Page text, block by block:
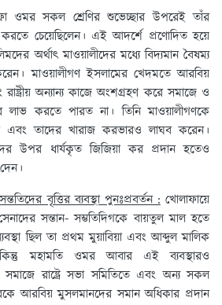
ওমর সকল শ্রেণির শুভেচ্ছার উপরেই তাঁর
করতে চেয়েছিলেন। এই আদর্শে প্রণোদিত হয়ে
অর্থাৎ মাওয়ালীদের মধ্যে বিদ্যমান বৈষম্য
মাওয়ালীগণ ইসলামের খেদমতে আরবিয়
অন্যান্য কাজে অংশগ্রহণ করে সমাজে ও
লাভ করতে পারত না। তিনি মাওয়ালীগণকে
এবং তাদের খারাজ করভারও লাঘব করেন।
উপর ধার্যকৃত জিজিয়া কর প্রদান হতেও
বৃত্তির ব্যবস্থা পুনঃপ্রবর্তন :খোলাফায়ে
সন্তান- সম্ভতিদিগকে বায়তুল মাল হতে
ছিল তা প্রথম মুয়াবিয়া এবং আব্দুল মালিক
মহামতি ওমর আবার এই ব্যবস্থারও
রাষ্ট্রে সভা সমিতিতে এবং অন্য সকল
আরবিয় মুসলমানদের সমান অধিকার প্রদান